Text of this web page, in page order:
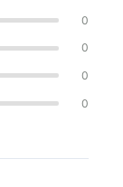
0
0
0
0